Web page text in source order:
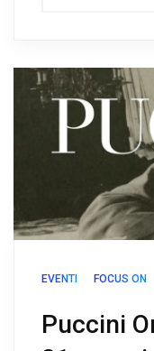
EVENTI FOCUS ON
Puccini